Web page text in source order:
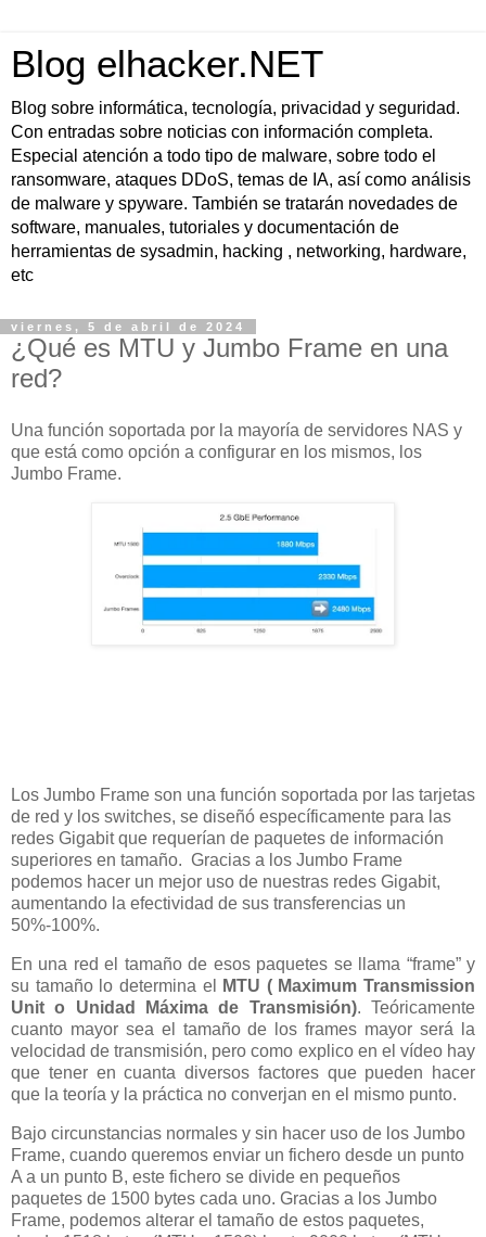
Blog elhacker.NET
Blog sobre informática, tecnología, privacidad y seguridad.
Con entradas sobre noticias con información completa.
Especial atención a todo tipo de malware, sobre todo el
ransomware, ataques DDoS, temas de IA, así como análisis
de malware y spyware. También se tratarán novedades de
software, manuales, tutoriales y documentación de
herramientas de sysadmin, hacking , networking, hardware,
etc
viernes, 5 de abril de 2024
¿Qué es MTU y Jumbo Frame en una
red?
Una función soportada por la mayoría de servidores NAS y
que está como opción a configurar en los mismos, los
Jumbo Frame.
Los Jumbo Frame son una función soportada por las tarjetas
de red y los switches, se diseñó específicamente para las
redes Gigabit que requerían de paquetes de información
superiores en tamaño. Gracias a los Jumbo Frame
podemos hacer un mejor uso de nuestras redes Gigabit,
aumentando la efectividad de sus transferencias un
50%-100%.
En una red el tamaño de esos paquetes se llama “frame” y
su tamaño lo determina el
MTU ( Maximum Transmission
Unit o Unidad Máxima de Transmisión). Teóricamente
cuanto mayor sea el tamaño de los frames mayor será la
velocidad de transmisión, pero como explico en el vídeo hay
que tener en cuanta diversos factores que pueden hacer
que la teoría y la práctica no converjan en el mismo punto.
Bajo circunstancias normales y sin hacer uso de los Jumbo
Frame, cuando queremos enviar un fichero desde un punto
A a un punto B, este fichero se divide en pequeños
paquetes de 1500 bytes cada uno. Gracias a los Jumbo
Frame, podemos alterar el tamaño de estos paquetes,